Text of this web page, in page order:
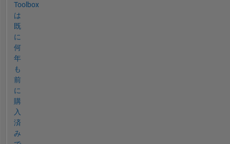
Toolbox
は
既
に
何
年
も
前
に
購
入
済
み